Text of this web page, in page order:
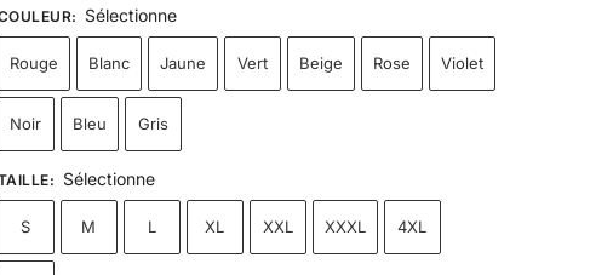
: Sélectionne
Rouge Blanc Jaune Vert Beige Rose Violet
Noir Bleu Gris
: Sélectionne
S M L XL XXL XXXL 4XL